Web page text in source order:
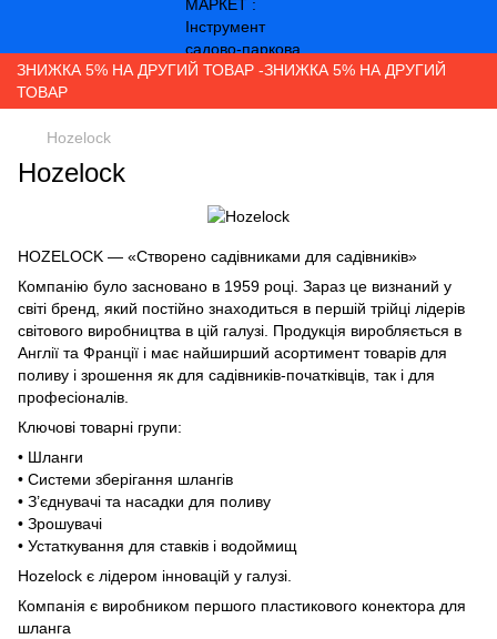
ЗНИЖКА 5% НА ДРУГИЙ ТОВАР -ЗНИЖКА 5% НА ДРУГИЙ
ТОВАР
Hozelock
Hozelock
HOZELOCK — «Створено садівниками для садівників»
Компанію було засновано в 1959 році. Зараз це визнаний у
світі бренд, який постійно знаходиться в першій трійці лідерів
світового виробництва в цій галузі. Продукція виробляється в
Англії та Франції і має найширший асортимент товарів для
поливу і зрошення як для садівників-початківців, так і для
професіоналів.
Ключові товарні групи:
• Шланги
• Системи зберігання шлангів
• З’єднувачі та насадки для поливу
• Зрошувачі
• Устаткування для ставків і водоймищ
Hozelock є лідером інновацій у галузі.
Компанія є виробником першого пластикового конектора для
шланга